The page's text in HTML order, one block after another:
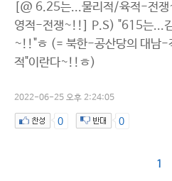
[@ 6.25는...물리적/육적-전
영적-전쟁~!!] P.S) "615는...김
~!!"ㅎ (= 북한-공산당의 대남-
적"이란다~!!ㅎ)
2022-06-25 오후 2:24:05
0 0
1